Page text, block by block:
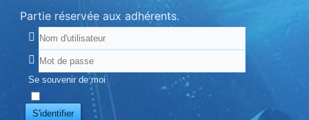
Partie réservée aux adhérents.
Se souvenir de moi
S'identifier